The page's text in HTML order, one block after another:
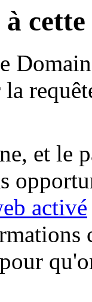
la
et le
activé